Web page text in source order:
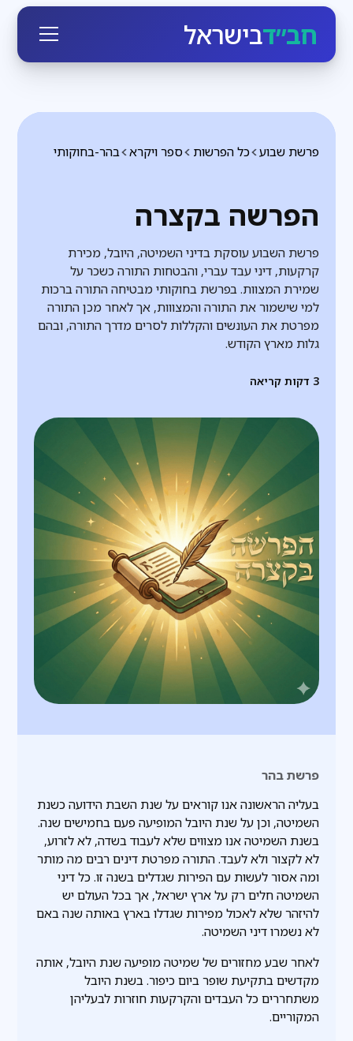
חב״דבישראל
בהר-בחוקותי ספר ויקרא כל הפרשות פרשת שבוע
הפרשה בקצרה
פרשת השבוע עוסקת בדיני השמיטה, היובל, מכירת
קרקעות, דיני עבד עברי, והבטחות התורה כשכר על
שמירת המצוות. בפרשת בחוקותי מבטיחה התורה ברכות
למי שישמור את התורה והמצווות, אך לאחר מכן התורה
מפרטת את העונשים והקללות לסרים מדרך התורה, ובהם
גלות מארץ הקודש.
3 דקות קריאה
פרשת בהר
בעליה הראשונה אנו קוראים על שנת השבת הידועה כשנת
השמיטה, וכן על שנת היובל המופיעה פעם בחמישים שנה.
בשנת השמיטה אנו מצווים שלא לעבוד בשדה, לא לזרוע,
לא לקצור ולא לעבד. התורה מפרטת דינים רבים מה מותר
ומה אסור לעשות עם הפירות שגדלים בשנה זו. כל דיני
השמיטה חלים רק על ארץ ישראל, אך בכל העולם יש
להיזהר שלא לאכול מפירות שגדלו בארץ באותה שנה באם
לא נשמרו דיני השמיטה.
לאחר שבע מחזורים של שמיטה מופיעה שנת היובל, אותה
מקדשים בתקיעת שופר ביום כיפור. בשנת היובל
משתחררים כל העבדים והקרקעות חוזרות לבעליהן
המקוריים.